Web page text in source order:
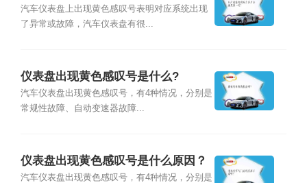
汽车仪表盘上出现黄色感叹号表明对应系统出现
了异常或故障，汽车仪表盘有很...
仪表盘出现黄色感叹号是什么?
汽车仪表盘出现黄色感叹号，有4种情况，分别是
常规性故障、自动变速器故障...
仪表盘出现黄色感叹号是什么原因？
汽车仪表盘出现黄色感叹号，有4种情况，分别是